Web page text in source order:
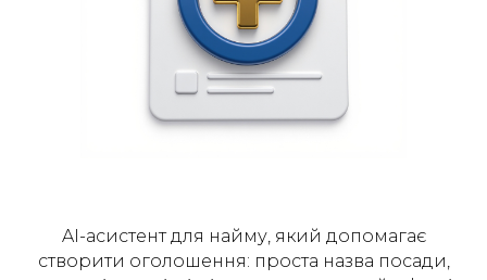
AI-асистент для найму, який допомагає
створити оголошення: проста назва посади,